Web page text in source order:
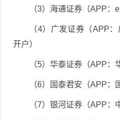
（3）海通证券（APP：e
（4）广发证券（APP
开户）
（5）华泰证券（APP：
（6）国泰君安（APP：
（7）银河证券（APP：